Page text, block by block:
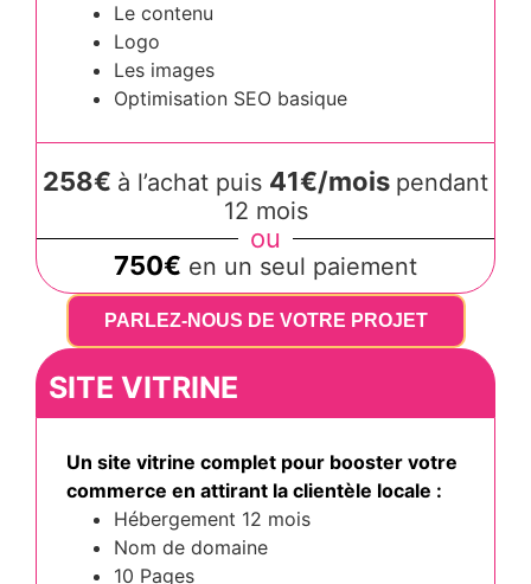
Le contenu
Logo
Les images
Optimisation SEO basique
258€ à l’achat puis 41€/mois pendant
12 mois
ou
750€ en un seul paiement
PARLEZ-NOUS DE VOTRE PROJET
SITE VITRINE
Un site vitrine complet pour booster votre
commerce en attirant la clientèle locale :
Hébergement 12 mois
Nom de domaine
10 Pages